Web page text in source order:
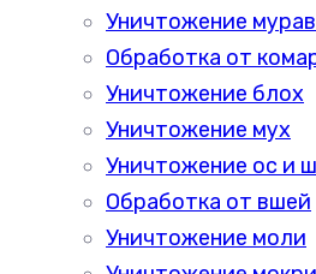
Уничтожение
Обработка от
Уничтожение блох
Уничтожение мух
Уничтожение ос и
Обработка от вшей
Уничтожение моли